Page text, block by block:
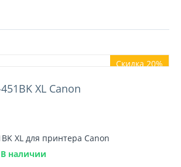
Скидка 20%
XL Canon
XL для принтера Canon
В наличии